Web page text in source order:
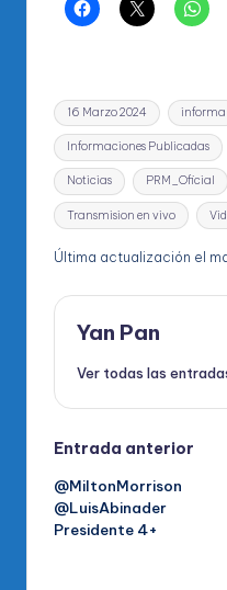
Etiquetas:
16 Marzo 2024 informa
Informaciones Publicadas
Noticias PRM_Oficial
Transmision en vivo
Última actualización el
Yan Pan
Ver todas las
Navegación
de
entradas
Entrada anterior
@MiltonMorrison
@LuisAbinader
Presidente 4+